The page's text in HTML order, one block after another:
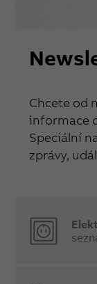
Chcete od
informace
Speciální
zprávy,